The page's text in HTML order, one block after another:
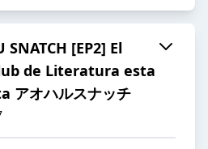
SNATCH [EP2] El
de Literatura esta
アオハルスナッチ